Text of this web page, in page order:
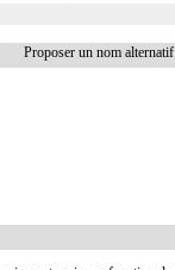
Proposer un nom